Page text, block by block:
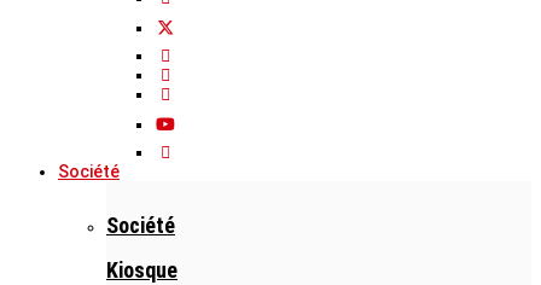
Société
Société
Kiosque